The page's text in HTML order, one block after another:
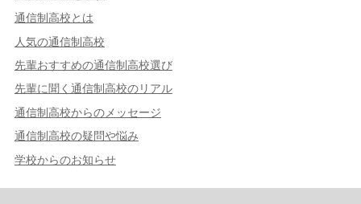
通信制高校とは
人気の通信制高校
先輩おすすめの通信制高校選び
先輩に聞く通信制高校のリアル
通信制高校からのメッセージ
通信制高校の疑問や悩み
学校からのお知らせ